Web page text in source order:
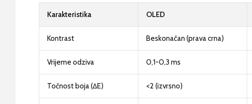
Karakteristika OLED
Kontrast Beskonačan (prava crna)
Vrijeme odziva 0,1-0,3 ms
Točnost boja (ΔE) <2 (izvrsno)